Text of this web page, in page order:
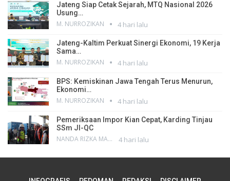
Jateng Siap Cetak Sejarah, MTQ Nasional 2026
Usung…
M. NURROZIKAN 4 hari lalu
Jateng-Kaltim Perkuat Sinergi Ekonomi, 19 Kerja
Sama…
M. NURROZIKAN 4 hari lalu
BPS: Kemiskinan Jawa Tengah Terus Menurun,
Ekonomi…
M. NURROZIKAN 4 hari lalu
Pemeriksaan Impor Kian Cepat, Karding Tinjau
SSm JI-QC
NANDA RIZKA MAHENDRA 4 hari lalu